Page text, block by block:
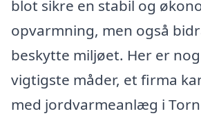
blot sikre en stabil og
opvarmning, men også
beskytte miljøet. Her er
vigtigste måder, et firma
med jordvarmeanlæg i